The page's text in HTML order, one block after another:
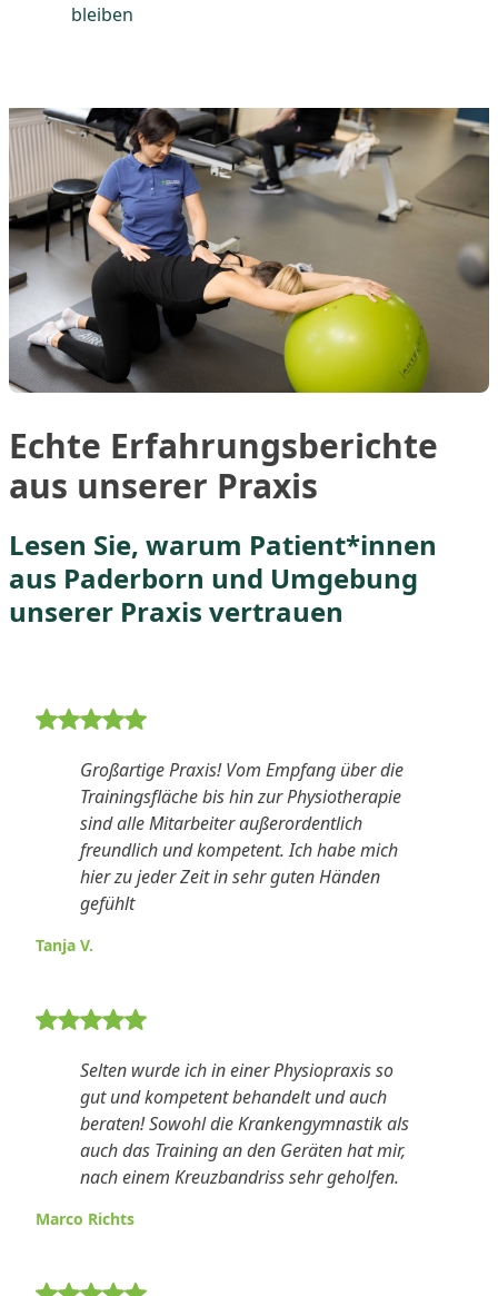
bleiben
Echte Erfahrungsberichte
aus unserer Praxis
Lesen Sie, warum Patient*innen
aus Paderborn und Umgebung
unserer Praxis vertrauen
5 von 5 Sternen Bewertung
Großartige Praxis! Vom Empfang über die
Trainingsfläche bis hin zur Physiotherapie
sind alle Mitarbeiter außerordentlich
freundlich und kompetent. Ich habe mich
hier zu jeder Zeit in sehr guten Händen
gefühlt
Tanja V.
5 von 5 Sternen Bewertung
Selten wurde ich in einer Physiopraxis so
gut und kompetent behandelt und auch
beraten! Sowohl die Krankengymnastik als
auch das Training an den Geräten hat mir,
nach einem Kreuzbandriss sehr geholfen.
Marco Richts